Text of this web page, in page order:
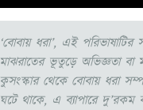
‘বোবায় ধরা’, এই
মাঝরাতের ভূতুড়ে অভিজ্ঞতা বা
কুসংস্কার থেকে বোবায় ধরা
ঘটে থাকে, এ ব্যাপারে দু’রকম